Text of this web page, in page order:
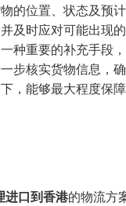
的位置、状态及预
及时应对可能出现的
种重要的补充手段
步核实货物信息，
，能够最大程度保
进口到香港的物流方